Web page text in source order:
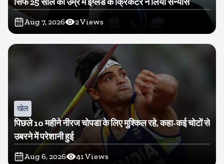
Aug 7, 2026 2Views
खेल
पिछले 10 महीने नीरज चोपडा के लिए मुश्किल रहे, कहा-कई चोटों से
उबरने में परेशानी हुई
Aug 6, 2026 41 Views